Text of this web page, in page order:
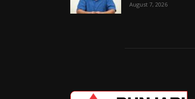
August 7, 2026